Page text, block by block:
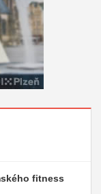
fitness